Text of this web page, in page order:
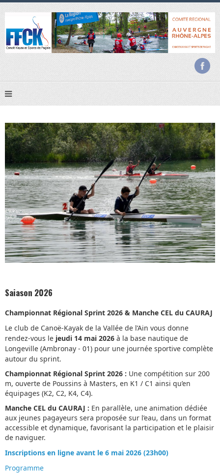
Saiason 2026
Championnat Régional Sprint 2026 & Manche CEL du CAURAJ
Le club de Canoë-Kayak de la Vallée de l’Ain vous donne
rendez-vous le jeudi 14 mai 2026 à la base nautique de
Longeville (Ambronay - 01) pour une journée sportive complète
autour du sprint.​
Championnat Régional Sprint 2026 : Une compétition sur 200
m, ouverte de Poussins à Masters, en K1 / C1 ainsi qu’en
équipages (K2, C2, K4, C4).​
Manche CEL du CAURAJ : En parallèle, une animation dédiée
aux jeunes pagayeurs sera proposée sur l’eau, dans un format
accessible et dynamique, favorisant la participation et le plaisir
de naviguer.​​
Inscriptions en ligne avant le 6 mai 2026 (23h00)
Programme